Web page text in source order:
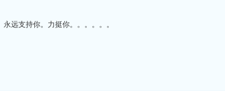
永远支持你。力挺你。。。。。。